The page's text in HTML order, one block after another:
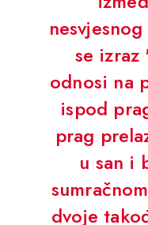
se izraz
odnosi na
ispod
prag
u san i
dvoje